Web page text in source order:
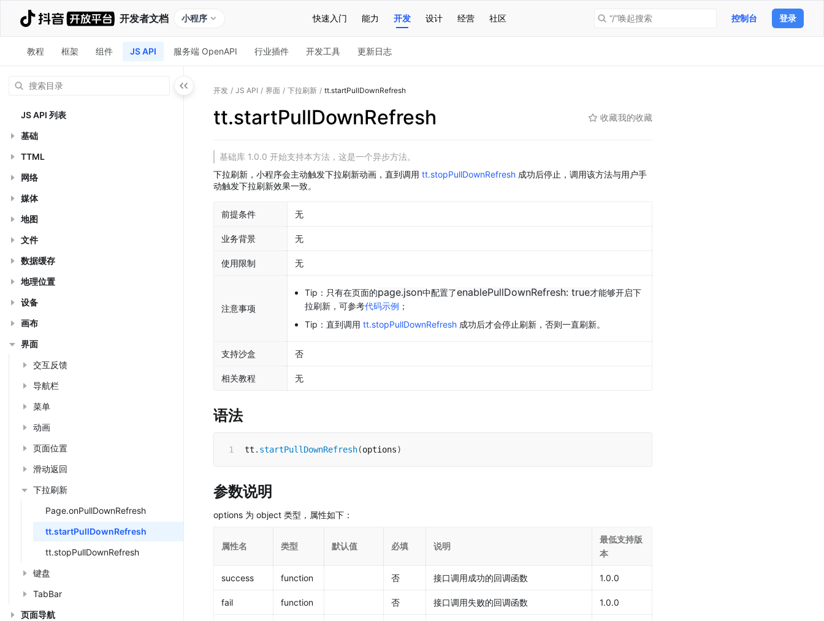
开发者文档 小程序 快速入门 能力 开发 设计 经营 社区 “/”唤起搜索 控制台 登录
教程 框架 组件 JS API 服务端 OpenAPI 行业插件 开发工具 更新日志
JS API 列表
基础
TTML
网络
媒体
地图
文件
数据缓存
地理位置
设备
画布
界面
交互反馈
导航栏
菜单
动画
页面位置
滑动返回
下拉刷新
Page.onPullDownRefresh
tt.startPullDownRefresh
tt.stopPullDownRefresh
键盘
TabBar
页面导航
开发 / JS API / 界面 / 下拉刷新 / tt.startPullDownRefresh
tt.startPullDownRefresh 收藏我的收藏
基础库 1.0.0 开始支持本方法，这是一个异步方法。
下拉刷新，小程序会主动触发下拉刷新动画，直到调用 tt.stopPullDownRefresh 成功后停止，调用该方法与用户手
动触发下拉刷新效果一致。
前提条件 无
业务背景 无
使用限制 无
注意事项
Tip：只有在页面的page.json中配置了enablePullDownRefresh: true才能够开启下
拉刷新，可参考代码示例 ；
Tip：直到调用 tt.stopPullDownRefresh 成功后才会停止刷新，否则一直刷新。
支持沙盒 否
相关教程 无
语法
tt . startPullDownRefresh(options)
参数说明
options 为 object 类型，属性如下：
属性名 类型 默认值 必填 说明
最低支持版
本
success function 否 接口调用成功的回调函数 1.0.0
fail function 否 接口调用失败的回调函数 1.0.0